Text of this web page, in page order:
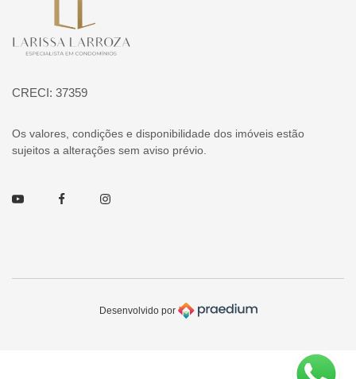
CRECI: 37359
Os valores, condições e disponibilidade dos imóveis estão
sujeitos a alterações sem aviso prévio.
Youtube FacebookInstagram
Desenvolvido por